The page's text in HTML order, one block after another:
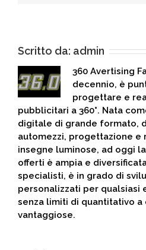
Scritto da: admin
360 Avertising
decennio, è
progettare e
pubblicitari a 360°. Nata
digitale di grande formato,
automezzi, progettazione e
insegne luminose, ad oggi
offerti è ampia e
specialisti, è in grado di
personalizzati per qualsiasi
senza limiti di quantitativo a
vantaggiose.